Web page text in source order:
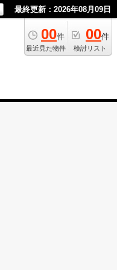
最終更新：2026年08月09日
00件
最近見た物件
00件
検討リスト